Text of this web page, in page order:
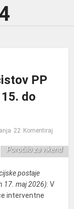
PP
do
Komentiraj
Poročilo za vikend
postaje
17. maj 2026): V
interventne